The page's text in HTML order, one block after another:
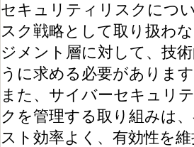
セキュリティリスクにつ
スク戦略として取り扱わ
ジメント層に対して、技
うに求める必要があります
また、サイバーセキュリ
クを管理する取り組みは
スト効率よく、有効性を